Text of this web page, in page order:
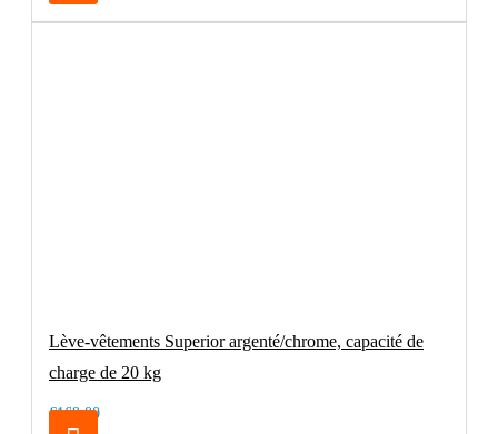
Lève-vêtements Superior argenté/chrome, capacité de
charge de 20 kg
€169.00